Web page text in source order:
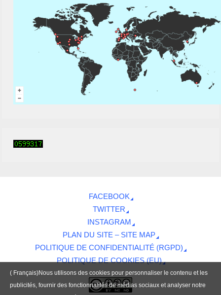
FACEBOOK
TWITTER
INSTAGRAM
PLAN DU SITE – SITE MAP
POLITIQUE DE CONFIDENTIALITÉ (RGPD)
POLITIQUE DE COOKIES (EU)
( Français)Nous utilisons des cookies pour personnaliser le contenu et les
publicités, fournir des fonctionnalités de médias sociaux et analyser notre